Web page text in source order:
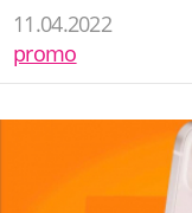
11.04.2022
promo